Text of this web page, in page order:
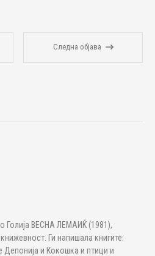
Следна објава
Голија ВЕСНА ЛЕМАИЌ (1981),
Ги напишала книгите:
Депонија и Кокошка и птици и